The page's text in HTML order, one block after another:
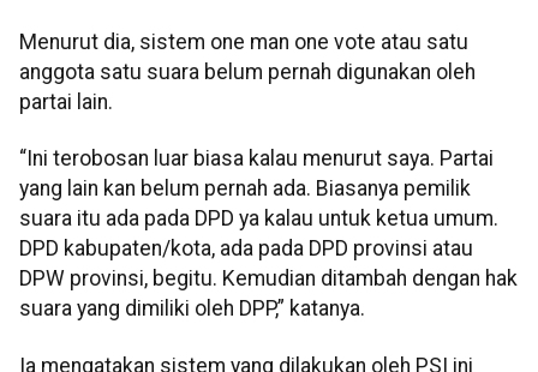
Menurut dia, sistem one man one vote atau satu
anggota satu suara belum pernah digunakan oleh
partai lain.
“Ini terobosan luar biasa kalau menurut saya. Partai
yang lain kan belum pernah ada. Biasanya pemilik
suara itu ada pada DPD ya kalau untuk ketua umum.
DPD kabupaten/kota, ada pada DPD provinsi atau
DPW provinsi, begitu. Kemudian ditambah dengan hak
suara yang dimiliki oleh DPP,” katanya.
Ia mengatakan sistem yang dilakukan oleh PSI ini